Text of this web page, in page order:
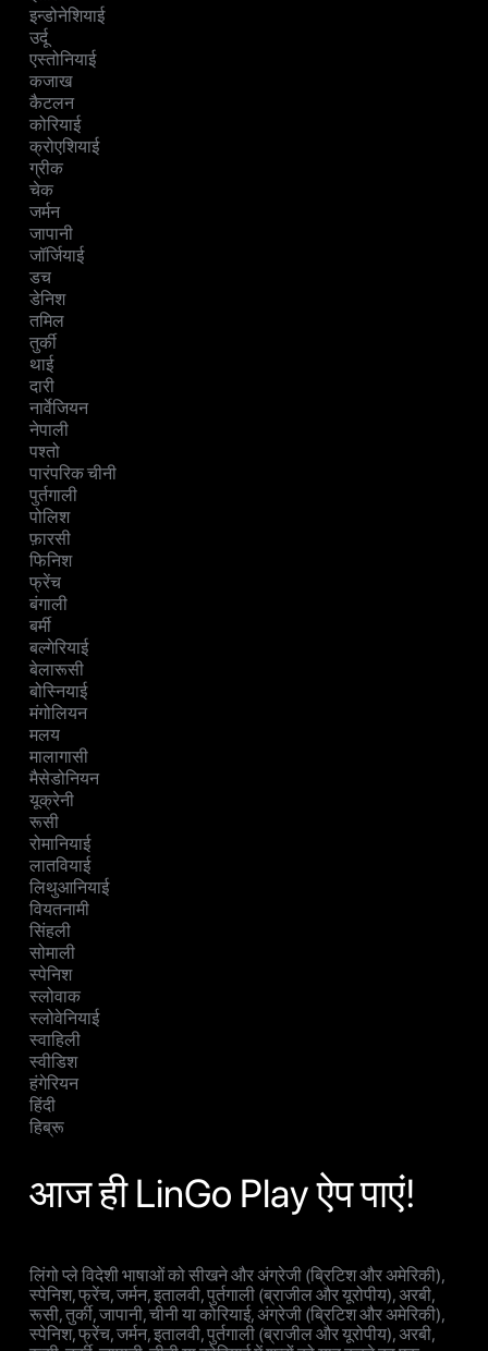
इन्डोनेशियाई
उर्दू
एस्तोनियाई
कजाख
कैटलन
कोरियाई
क्रोएशियाई
ग्रीक
चेक
जर्मन
जापानी
जॉर्जियाई
डच
डेनिश
तमिल
तुर्की
थाई
दारी
नार्वेजियन
नेपाली
पश्तो
पारंपरिक चीनी
पुर्तगाली
पोलिश
फ़ारसी
फिनिश
फ्रेंच
बंगाली
बर्मी
बल्गेरियाई
बेलारूसी
बोस्नियाई
मंगोलियन
मलय
मालागासी
मैसेडोनियन
यूक्रेनी
रूसी
रोमानियाई
लातवियाई
लिथुआनियाई
वियतनामी
सिंहली
सोमाली
स्पेनिश
स्लोवाक
स्लोवेनियाई
स्वाहिली
स्वीडिश
हंगेरियन
हिंदी
हिब्रू
आज ही LinGo Play ऐप पाएं!
लिंगो प्ले विदेशी भाषाओं को सीखने और अंग्रेजी (ब्रिटिश और अमेरिकी),
स्पेनिश, फ्रेंच, जर्मन, इतालवी, पुर्तगाली (ब्राजील और यूरोपीय), अरबी,
रूसी, तुर्की, जापानी, चीनी या कोरियाई, अंग्रेजी (ब्रिटिश और अमेरिकी),
स्पेनिश, फ्रेंच, जर्मन, इतालवी, पुर्तगाली (ब्राजील और यूरोपीय), अरबी,